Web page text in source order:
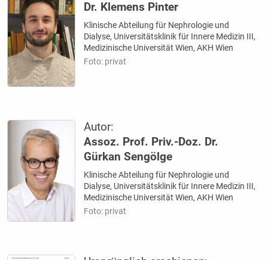
Dr. Klemens Pinter
Klinische Abteilung für Nephrologie und
Dialyse, Universitätsklinik für Innere Medizin III,
Medizinische Universität Wien, AKH Wien
Foto: privat
Autor:
Assoz. Prof. Priv.-Doz. Dr.
Gürkan Sengölge
Klinische Abteilung für Nephrologie und
Dialyse, Universitätsklinik für Innere Medizin III,
Medizinische Universität Wien, AKH Wien
Foto: privat